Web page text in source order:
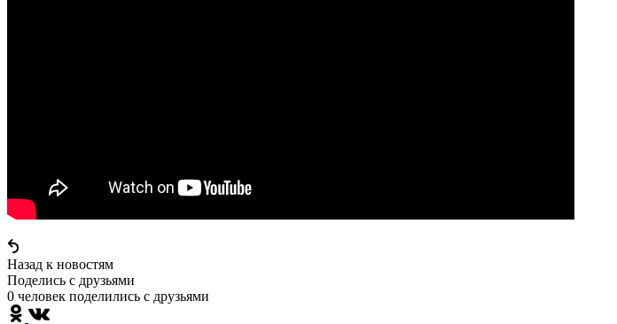
Назад к новостям
Поделись c друзьями
0 человек поделились c друзьями